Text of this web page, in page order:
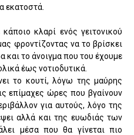
εκατοστά.
κλαρί ενός γειτονικού
φροντίζοντας να το βρίσκει
και το άνοιγμα που του έχουμε
έως νοτιοδυτικά.
το κουτί, λόγω της μαύρης
επίμαχες ώρες που βγαίνουν
για αυτούς, λόγο της
αλλά και της ευωδιάς των
μέσα που θα γίνεται πιο